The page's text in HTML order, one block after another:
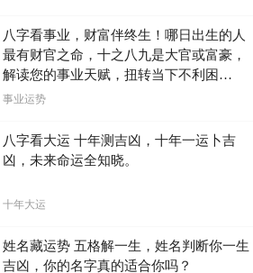
八字看事业，财富伴终生！哪日出生的人
最有财官之命，十之八九是大官或富豪，
解读您的事业天赋，扭转当下不利困
局！！
事业运势
八字看大运 十年测吉凶，十年一运卜吉
凶，未来命运全知晓。
十年大运
姓名藏运势 五格解一生，姓名判断你一生
吉凶，你的名字真的适合你吗？